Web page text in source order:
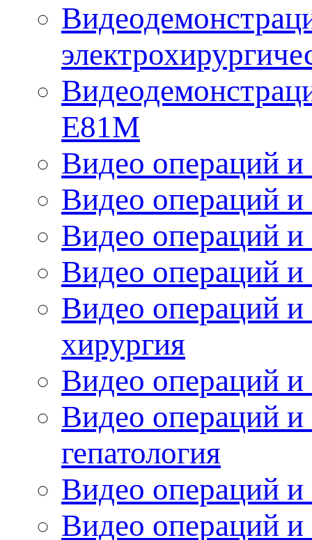
Е81М
Видео операций
Видео операций и
Видео операций и
Видео операций
Видео операций и
хирургия
Видео операций и
Видео операций и
гепатология
Видео операций и
Видео операций и